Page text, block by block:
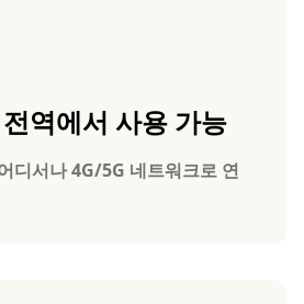
역에서 사용 가능
디서나 4G/5G 네트워크로 연